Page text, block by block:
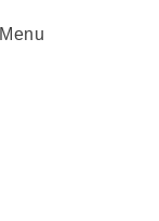
Menu